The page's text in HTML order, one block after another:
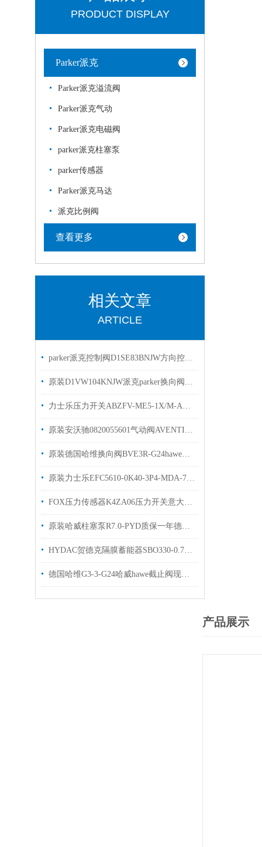
PRODUCT DISPLAY
Parker派克
Parker派克溢流阀
Parker派克气动
Parker派克电磁阀
parker派克柱塞泵
parker传感器
Parker派克马达
派克比例阀
查看更多
相关文章
ARTICLE
parker派克控制阀D1SE83BNJW方向控制阀优势出售
原装D1VW104KNJW派克parker换向阀优势出售选购
力士乐压力开关ABZFV-ME5-1X/M-A压力表作用
原装安沃驰0820055601气动阀AVENTICS0820055301现货
原装德国哈维换向阀BVE3R-G24haweBVG3R-G24
原装力士乐EFC5610-0K40-3P4-MDA-7P变频器现货出售
FOX压力传感器K4ZA06压力开关意大利选购
原装哈威柱塞泵R7.0-PYD质保一年德国haweR6.4 R6.9
HYDAC贺德克隔膜蓄能器SBO330-0.75E1-112U现货
德国哈维G3-3-G24哈威hawe截止阀现货出售
产品展示